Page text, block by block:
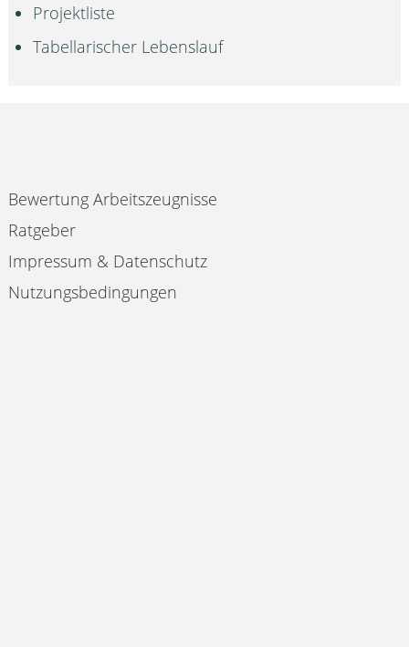
Projektliste
Tabellarischer Lebenslauf
Bewertung Arbeitszeugnisse
Ratgeber
Impressum & Datenschutz
Nutzungsbedingungen